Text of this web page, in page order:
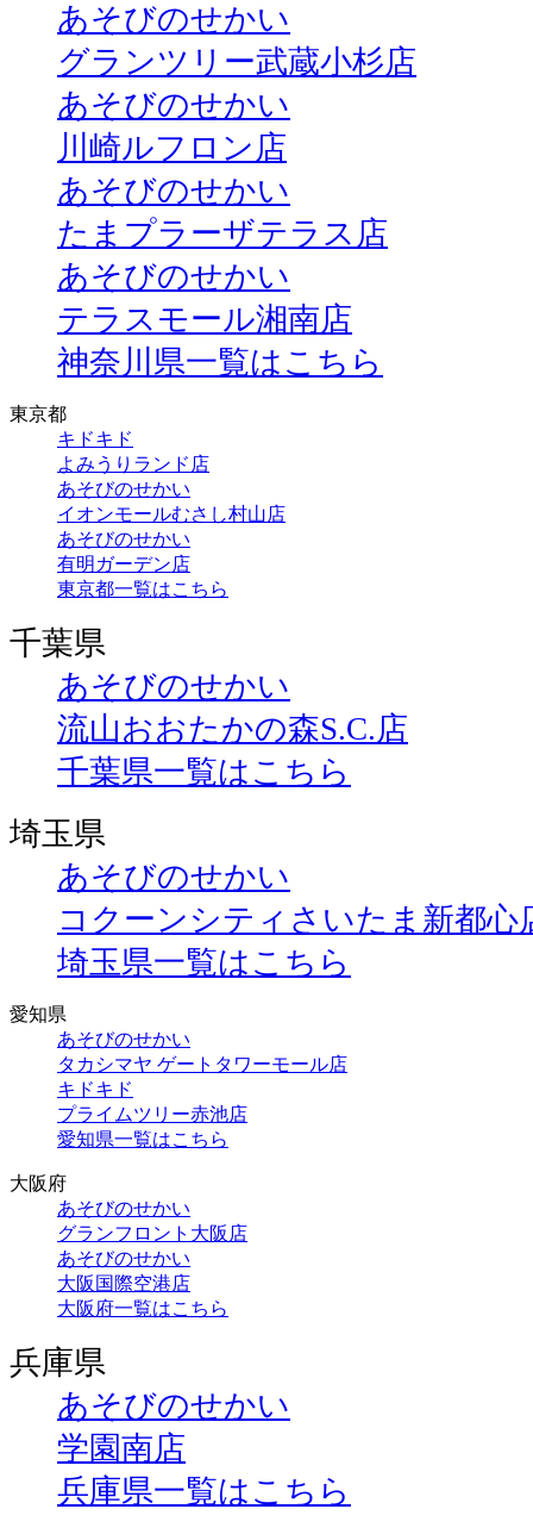
あそびのせかい
グランツリー武蔵小杉店
あそびのせかい
川崎ルフロン店
あそびのせかい
たまプラーザテラス店
あそびのせかい
テラスモール湘南店
神奈川県一覧はこちら
東京都
キドキド
よみうりランド店
あそびのせかい
イオンモールむさし村山店
あそびのせかい
有明ガーデン店
東京都一覧はこちら
千葉県
あそびのせかい
流山おおたかの森S.C.店
千葉県一覧はこちら
埼玉県
あそびのせかい
コクーンシティさいたま新都心
埼玉県一覧はこちら
愛知県
あそびのせかい
タカシマヤ ゲートタワーモール店
キドキド
プライムツリー赤池店
愛知県一覧はこちら
大阪府
あそびのせかい
グランフロント大阪店
あそびのせかい
大阪国際空港店
大阪府一覧はこちら
兵庫県
あそびのせかい
学園南店
兵庫県一覧はこちら